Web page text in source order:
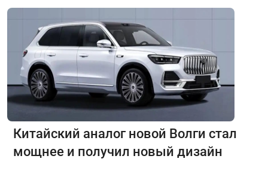
Китайский аналог новой Волги стал
мощнее и получил новый дизайн